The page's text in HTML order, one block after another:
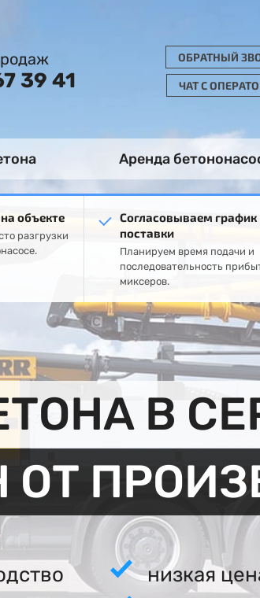
39 41
ОБРАТНЫЙ
ЧАТ С
Аренда
объекте
разгрузки
Согласовываем график
поставки
Планируем время подачи и
последовательность
миксеров.
В
ОТ
низкая